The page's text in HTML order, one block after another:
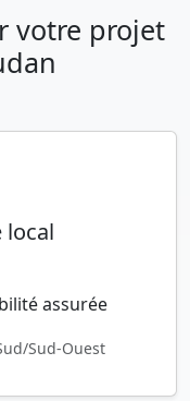
votre projet
local
assurée
Sud-Ouest